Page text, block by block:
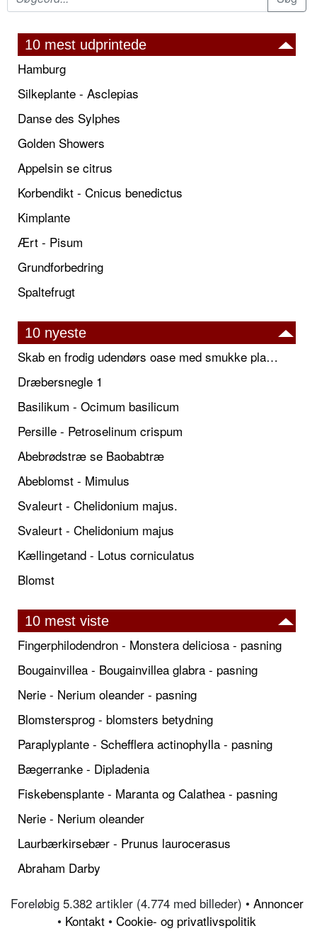
10 mest udprintede
Hamburg
Silkeplante - Asclepias
Danse des Sylphes
Golden Showers
Appelsin se citrus
Korbendikt - Cnicus benedictus
Kimplante
Ært - Pisum
Grundforbedring
Spaltefrugt
10 nyeste
Skab en frodig udendørs oase med smukke plantekrukker og elegante espalier
Dræbersnegle 1
Basilikum - Ocimum basilicum
Persille - Petroselinum crispum
Abebrødstræ se Baobabtræ
Abeblomst - Mimulus
Svaleurt - Chelidonium majus.
Svaleurt - Chelidonium majus
Kællingetand - Lotus corniculatus
Blomst
10 mest viste
Fingerphilodendron - Monstera deliciosa - pasning
Bougainvillea - Bougainvillea glabra - pasning
Nerie - Nerium oleander - pasning
Blomstersprog - blomsters betydning
Paraplyplante - Schefflera actinophylla - pasning
Bægerranke - Dipladenia
Fiskebensplante - Maranta og Calathea - pasning
Nerie - Nerium oleander
Laurbærkirsebær - Prunus laurocerasus
Abraham Darby
Foreløbig 5.382 artikler (4.774 med billeder) • Annoncer
• Kontakt • Cookie- og privatlivspolitik